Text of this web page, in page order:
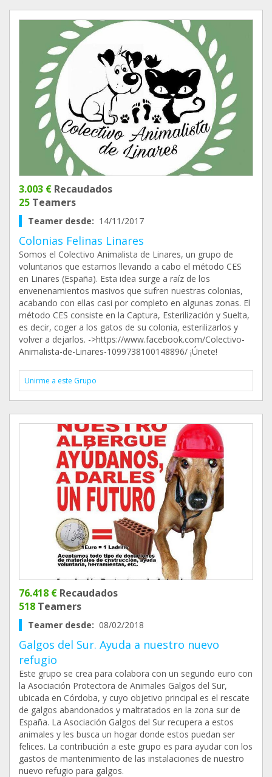
3.003 € Recaudados
25 Teamers
Teamer desde: 14/11/2017
Colonias Felinas Linares
Somos el Colectivo Animalista de Linares, un grupo de
voluntarios que estamos llevando a cabo el método CES
en Linares (España). Esta idea surge a raíz de los
envenenamientos masivos que sufren nuestras colonias,
acabando con ellas casi por completo en algunas zonas. El
método CES consiste en la Captura, Esterilización y Suelta,
es decir, coger a los gatos de su colonia, esterilizarlos y
volver a dejarlos. ->https://www.facebook.com/Colectivo-
Animalista-de-Linares-1099738100148896/ ¡Únete!
Unirme a este Grupo
76.418 € Recaudados
518 Teamers
Teamer desde: 08/02/2018
Galgos del Sur. Ayuda a nuestro nuevo
refugio
Este grupo se crea para colabora con un segundo euro con
la Asociación Protectora de Animales Galgos del Sur,
ubicada en Córdoba, y cuyo objetivo principal es el rescate
de galgos abandonados y maltratados en la zona sur de
España. La Asociación Galgos del Sur recupera a estos
animales y les busca un hogar donde estos puedan ser
felices. La contribución a este grupo es para ayudar con los
gastos de mantenimiento de las instalaciones de nuestro
nuevo refugio para galgos.